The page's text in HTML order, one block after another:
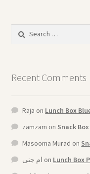
Search
Recent Comments
Raja on
zamzam on
Masooma Murad on
ام جنى on